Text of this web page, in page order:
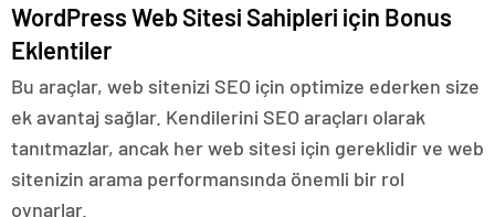
WordPress Web Sitesi Sahipleri için Bonus
Eklentiler
Bu araçlar, web sitenizi SEO için optimize ederken size
ek avantaj sağlar. Kendilerini SEO araçları olarak
tanıtmazlar, ancak her web sitesi için gereklidir ve web
sitenizin arama performansında önemli bir rol
oynarlar.